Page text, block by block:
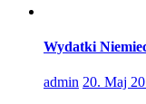
Wydatki
admin 20. Maj